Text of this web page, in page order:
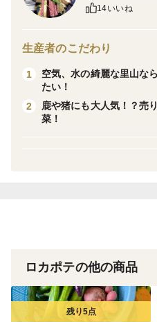
を貼ってお届けします！
キャンプやBBQで喜ばれそ
【様々な形、訳あり商品も
見映えやきれいな形のお野
機会がございましたらぜひ
い！
14いいね
生産者のこだわり
1
空気、水の綺麗な里山な
たい！
2
鹿や猪にも大人気！？売
菜！
ロカポテの他の商品